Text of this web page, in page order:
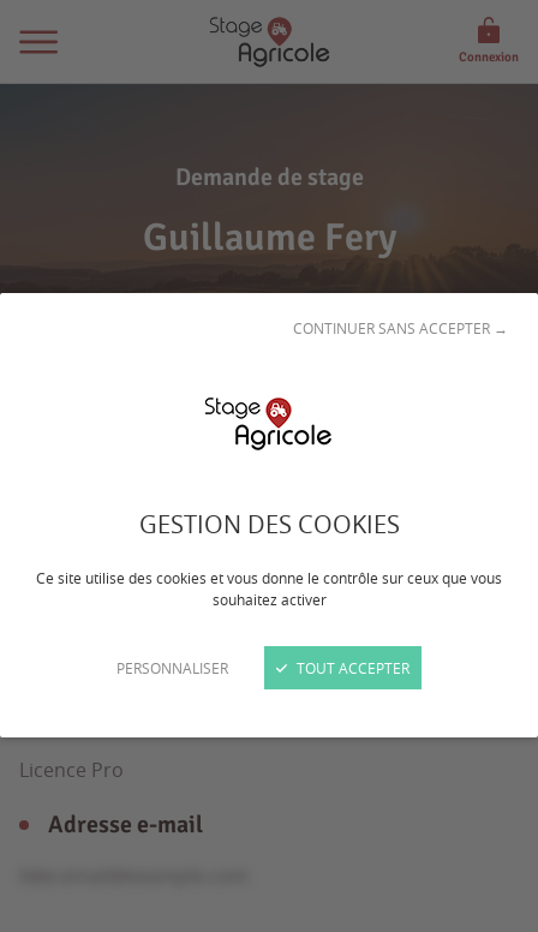
GESTION DES COOKIES
Ce site utilise des cookies et vous donne le contrôle sur ceux que vous
souhaitez activer
PERSONNALISER
CONTINUER SANS ACCEPTER →
TOUT ACCEPTER
Connexion
Demande de stage
Guillaume Fery
Licence Pro
Adresse e-mail